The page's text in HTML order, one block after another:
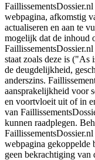
webpagina, afkomstig
actualiseren en aan te
mogelijk dat de inhoud
staat zoals deze is ("As
de deugdelijkheid,
anderszins.
aansprakelijkheid voor
en voortvloeit uit of in
van
kunnen raadplegen.
webpagina gekoppelde
geen bekrachtiging van